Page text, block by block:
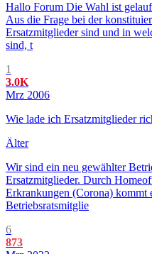
Hallo Forum Die Wahl ist
Aus die Frage bei der
Ersatzmitglieder sind und in
sind, t
1
3.0K
Mrz 2006
Wie lade ich Ersatzmitglieder
Älter
Wir sind ein neu gewählter
Ersatzmitglieder. Durch
Erkrankungen (Corona) kommt
Betriebsratsmitglie
6
873